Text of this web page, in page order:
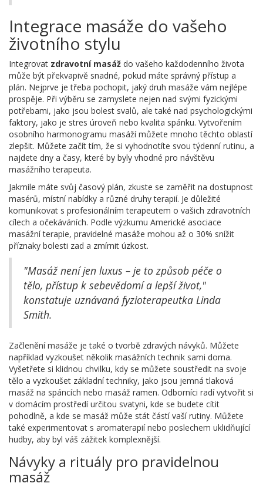
Integrace masáže do vašeho
životního stylu
Integrovat zdravotní masáž do vašeho každodenního života
může být překvapivě snadné, pokud máte správný přístup a
plán. Nejprve je třeba pochopit, jaký druh masáže vám nejlépe
prospěje. Při výběru se zamyslete nejen nad svými fyzickými
potřebami, jako jsou bolest svalů, ale také nad psychologickými
faktory, jako je stres úroveň nebo kvalita spánku. Vytvořením
osobního harmonogramu masáží můžete mnoho těchto oblastí
zlepšit. Můžete začít tím, že si vyhodnotíte svou týdenní rutinu, a
najdete dny a časy, které by byly vhodné pro návštěvu
masážního terapeuta.
Jakmile máte svůj časový plán, zkuste se zaměřit na dostupnost
masérů, místní nabídky a různé druhy terapií. Je důležité
komunikovat s profesionálním terapeutem o vašich zdravotních
cílech a očekáváních. Podle výzkumu Americké asociace
masážní terapie, pravidelné masáže mohou až o 30% snížit
příznaky bolesti zad a zmírnit úzkost.
"Masáž není jen luxus – je to způsob péče o
tělo, přístup k sebevědomí a lepší život,"
konstatuje uznávaná fyzioterapeutka Linda
Smith.
Začlenění masáže je také o tvorbě zdravých návyků. Můžete
například vyzkoušet několik masážních technik sami doma.
Vyšetřete si klidnou chvilku, kdy se můžete soustředit na svoje
tělo a vyzkoušet základní techniky, jako jsou jemná tlaková
masáž na spáncích nebo masáž ramen. Odborníci radí vytvořit si
v domácím prostředí určitou svatyni, kde se budete cítit
pohodlně, a kde se masáž může stát částí vaší rutiny. Můžete
také experimentovat s aromaterapií nebo poslechem uklidňující
hudby, aby byl váš zážitek komplexnější.
Návyky a rituály pro pravidelnou
masáž